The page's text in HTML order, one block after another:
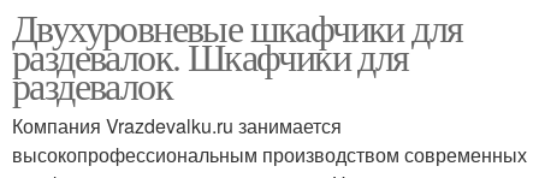
Двухуровневые шкафчики для
раздевалок. Шкафчики для
раздевалок
Компания Vrazdevalku.ru занимается
высокопрофессиональным производством современных